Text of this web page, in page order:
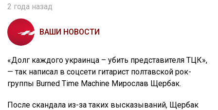
2 года назад
ВАШИ НОВОСТИ
«Долг каждого украинца – убить представителя ТЦК»,
— так написал в соцсети гитарист полтавской рок-
группы Burned Time Machine Мирослав Щербак.
После скандала из-за таких высказываний, Щербак